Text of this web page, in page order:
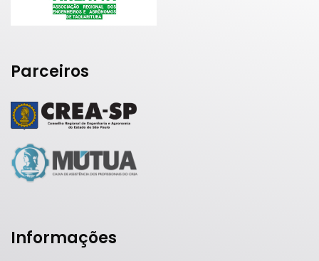
Parceiros
Informações